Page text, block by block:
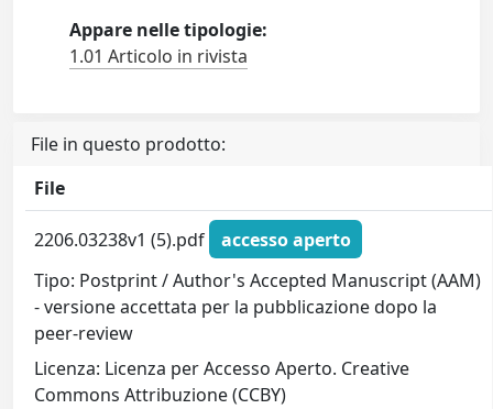
Appare nelle tipologie:
1.01 Articolo in rivista
File in questo prodotto:
File
2206.03238v1 (5).pdf
accesso aperto
Tipo: Postprint / Author's Accepted Manuscript (AAM)
- versione accettata per la pubblicazione dopo la
peer-review
Licenza: Licenza per Accesso Aperto. Creative
Commons Attribuzione (CCBY)